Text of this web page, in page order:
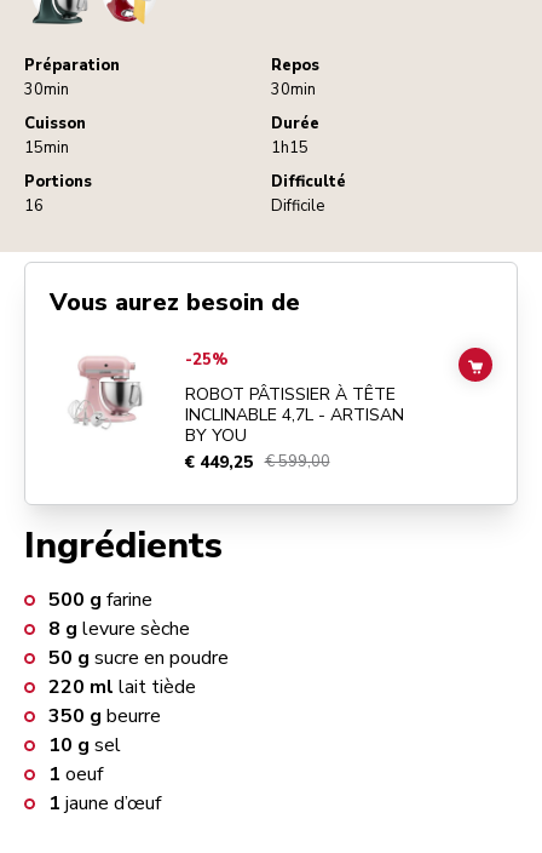
Préparation
30min
Repos
30min
Cuisson
15min
Durée
1h15
Portions
16
Difficulté
Difficile
Ingrédients
500 g farine
8 g levure sèche
50 g sucre en poudre
220 ml lait tiède
350 g beurre
10 g sel
1 oeuf
1 jaune d’œuf
Vous aurez besoin de
Go toROBOT PÂTISSIER À TÊTE INCLINABLE 4,7L - ARTISAN BY
-25%
ROBOT PÂTISSIER À TÊTE
INCLINABLE 4,7L - ARTISAN
BY YOU
€ 449,25 € 599,00
ADD